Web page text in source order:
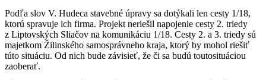
Podľa slov V. Hudeca stavebné úpravy sa dotýkali len cesty 1/18,
ktorú spravuje ich firma. Projekt neriešil napojenie cesty 2. triedy
z Liptovských Sliačov na komunikáciu 1/18. Cesty 2. a 3. triedy sú
majetkom Žilinského samosprávneho kraja, ktorý by mohol riešiť
túto situáciu. Od nich bude závisieť, že či sa budú toutosituáciou
zaoberať.